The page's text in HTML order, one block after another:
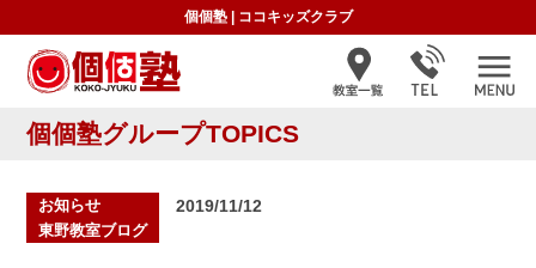
個個塾| ココキッズクラブ
個個塾グループTOPICS
投2019/11/12
お知らせ
東野教室ブログ